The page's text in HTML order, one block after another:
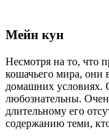
Мейн кун
Несмотря на то, что
кошачьего мира, они
домашних условиях.
любознательны.
длительному его
содержанию теми,